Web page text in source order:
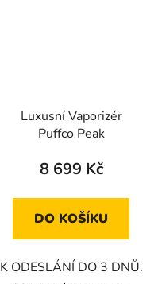
Luxusní Vaporizér
Puffco Peak
8 699 Kč
DO KOŠÍKU
K ODESLÁNÍ DO 3 DNŮ.